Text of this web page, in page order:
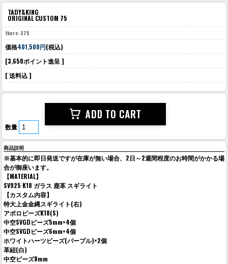
TADY&KING
ORIGINAL CUSTOM 75
tkorc-375
価格401,500円(税込)
[3,650ポイント進呈 ]
[ 送料込 ]
数量
商品説明
※基本的に即日発送ですが在庫が無い場合、2日～2週間程度のお時間がかかる場
合が御座います。
【MATERIAL】
SV925 K18 ガラス 鹿革 スギライト
【カスタム内容】
特大上金金縄スギライト(右)
アポロビーズK18(S)
中空SVGDビーズ5mm×4個
中空SVGDビーズ6mm×4個
ホワイトハーツビーズ(パープル)×2個
革紐(白)
中空ビーズ8mm